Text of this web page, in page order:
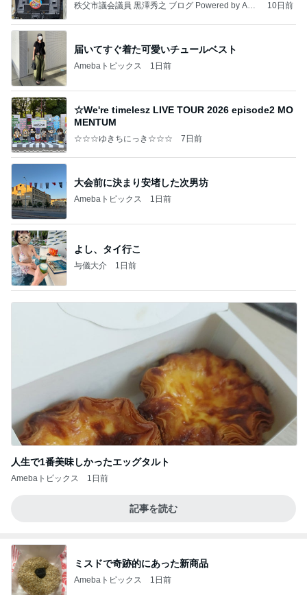
秩父市議会議員 黒澤秀之 ブログ Powered by Ame
10日前
届いてすぐ着た可愛いチュールベスト
Amebaトピックス 1日前
☆We're timelesz LIVE TOUR 2026 episode2 MO
MENTUM
☆☆☆ゆきちにっき☆☆☆ 7日前
大会前に決まり安堵した次男坊
Amebaトピックス 1日前
よし、タイ行こ
与儀大介 1日前
人生で1番美味しかったエッグタルト
Amebaトピックス 1日前
記事を読む
ミスドで奇跡的にあった新商品
Amebaトピックス 1日前